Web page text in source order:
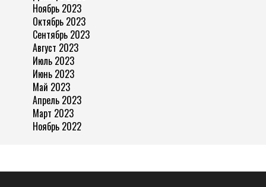
Ноябрь 2023
Октябрь 2023
Сентябрь 2023
Август 2023
Июль 2023
Июнь 2023
Май 2023
Апрель 2023
Март 2023
Ноябрь 2022